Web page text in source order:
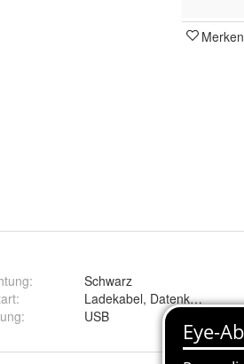
Merken
:
Schwarz
:
Ladekabel, Datenkabel
: USB